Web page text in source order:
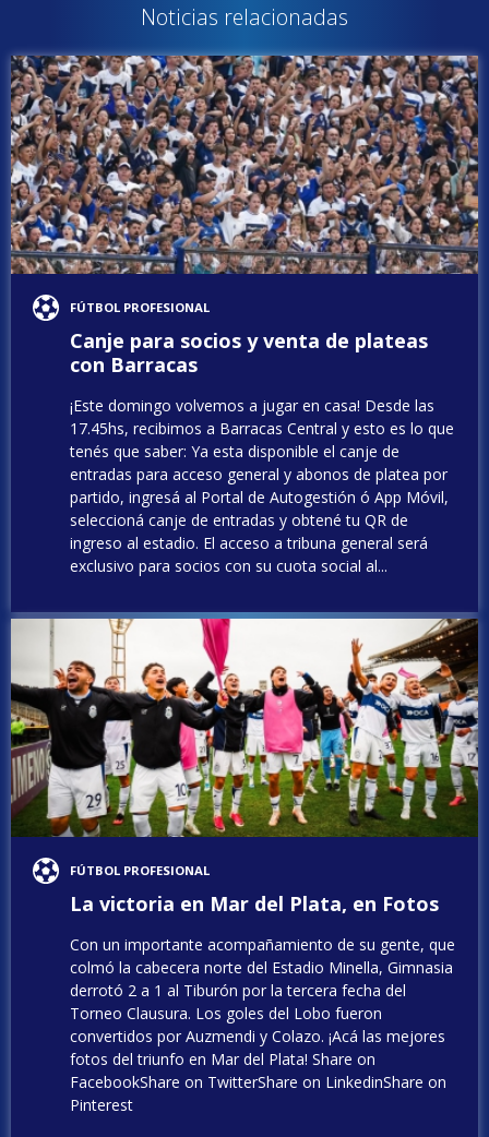
Noticias relacionadas
FÚTBOL PROFESIONAL
Canje para socios y venta de plateas
con Barracas
¡Este domingo volvemos a jugar en casa! Desde las
17.45hs, recibimos a Barracas Central y esto es lo que
tenés que saber: Ya esta disponible el canje de
entradas para acceso general y abonos de platea por
partido, ingresá al Portal de Autogestión ó App Móvil,
seleccioná canje de entradas y obtené tu QR de
ingreso al estadio. El acceso a tribuna general será
exclusivo para socios con su cuota social al...
FÚTBOL PROFESIONAL
La victoria en Mar del Plata, en Fotos
Con un importante acompañamiento de su gente, que
colmó la cabecera norte del Estadio Minella, Gimnasia
derrotó 2 a 1 al Tiburón por la tercera fecha del
Torneo Clausura. Los goles del Lobo fueron
convertidos por Auzmendi y Colazo. ¡Acá las mejores
fotos del triunfo en Mar del Plata! Share on
FacebookShare on TwitterShare on LinkedinShare on
Pinterest